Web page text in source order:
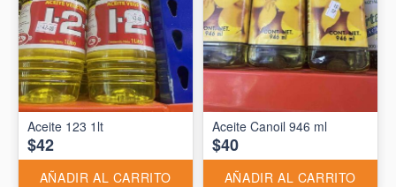
Aceite 123 1lt
$42
AÑADIR AL CARRITO
Aceite Canoil 946 ml
$40
AÑADIR AL CARRITO